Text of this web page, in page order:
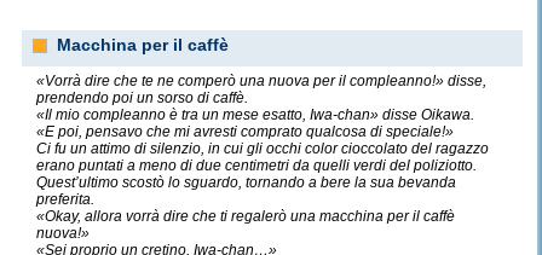
Macchina per il caffè
«Vorrà dire che te ne comperò una nuova per il compleanno!» disse,
prendendo poi un sorso di caffè.
«Il mio compleanno è tra un mese esatto, Iwa-chan» disse Oikawa.
«E poi, pensavo che mi avresti comprato qualcosa di speciale!»
Ci fu un attimo di silenzio, in cui gli occhi color cioccolato del ragazzo
erano puntati a meno di due centimetri da quelli verdi del poliziotto.
Quest’ultimo scostò lo sguardo, tornando a bere la sua bevanda
preferita.
«Okay, allora vorrà dire che ti regalerò una macchina per il caffè
nuova!»
«Sei proprio un cretino, Iwa-chan…»